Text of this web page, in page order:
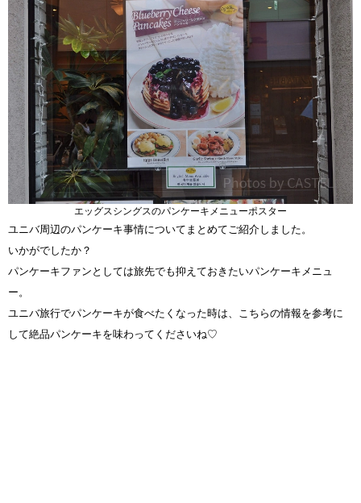
エッグスシングスのパンケーキメニューポスター
ユニバ周辺のパンケーキ事情についてまとめてご紹介しました。
いかがでしたか？
パンケーキファンとしては旅先でも抑えておきたいパンケーキメニュ
ー。
ユニバ旅行でパンケーキが食べたくなった時は、こちらの情報を参考に
して絶品パンケーキを味わってくださいね♡